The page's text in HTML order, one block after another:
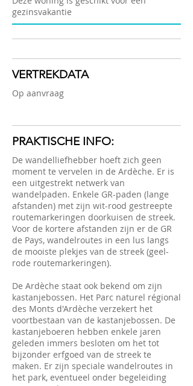
gezinsvakantie
VERTREKDATA
Op aanvraag
PRAKTISCHE INFO:
De wandelliefhebber hoeft zich geen
moment te vervelen in de Ardèche. Er is
een uitgestrekt netwerk van
wandelpaden. Enkele GR-paden (lange
afstanden) met zijn wit-rood gestreepte
routemarkeringen doorkuisen de streek.
Voor de kortere afstanden zijn er de GR
de Pays, wandelroutes in een lus langs
de mooiste plekjes van de streek (geel-
rode routemarkeringen).
De Ardèche staat ook bekend om zijn
kastanjebossen. Het Parc naturel régional
des Monts d'Ardèche verzekert het
voortbestaan van de kastanjebossen. De
kastanjeboeren hebben enkele jaren
geleden immers besloten om het tot
bijzonder erfgoed van de streek te
maken. Er zijn speciale wandelroutes in
het park, eventueel onder begeleiding